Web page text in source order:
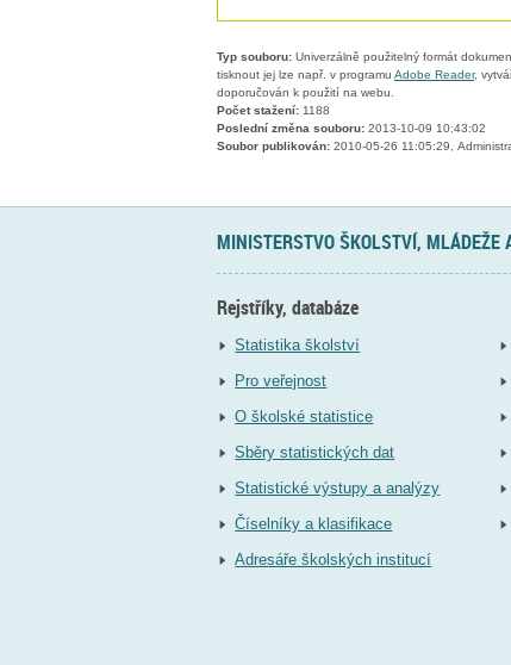
Typ souboru: Univerzálně použitelný formát
tisknout jej lze např. v programu Adobe Reader,
doporučován k použití na webu.
Počet stažení: 1188
Poslední změna souboru: 2013-10-09 10:43:02
Soubor publikován: 2010-05-26 11:05:29,
MINISTERSTVO ŠKOLSTVÍ, MLÁDEŽE
Rejstříky, databáze
Statistika školství
Pro veřejnost
O školské statistice
Sběry statistických dat
Statistické výstupy a analýzy
Číselníky a klasifikace
Adresáře školských institucí